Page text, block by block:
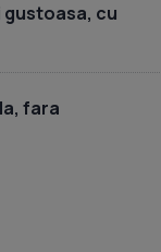
gustoasa, cu
fara